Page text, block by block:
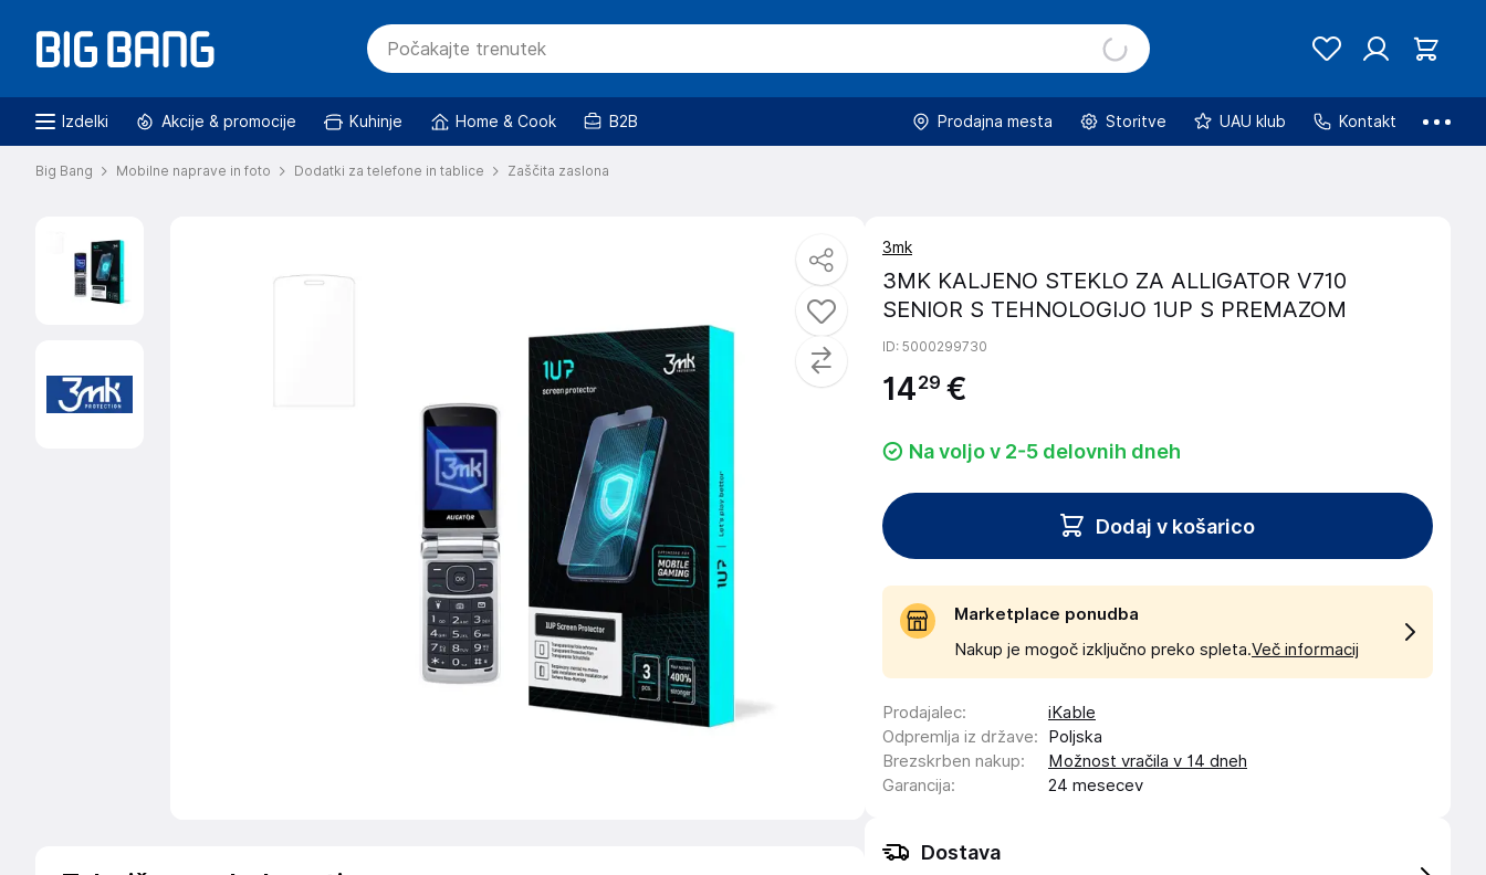
Izdelki Akcije & promocije Kuhinje Home & Cook B2B Prodajna mesta Storitve UAU klub Kontakt
Big Bang Mobilne naprave in foto Dodatki za telefone in tablice Zaščita zaslona
3mk
3MK KALJENO STEKLO ZA ALLIGATOR V710
SENIOR S TEHNOLOGIJO 1UP S PREMAZOM
ID: 5000299730
1429 €
Na voljo v 2-5 delovnih dneh
Dodaj v košarico
Marketplace ponudba
Nakup je mogoč izključno preko spleta.Več informacij
Prodajalec:
iKable
Odpremlja iz države:
Poljska
Brezskrben nakup:
Možnost vračila v 14 dneh
Garancija: 24 mesecev
Dostava